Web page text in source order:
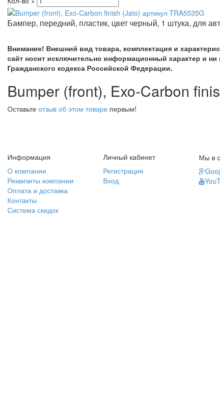
Бампер, передний, пластик, цвет черный, 1 штука, для
Внимание! Внешний вид товара, комплектация и
сайт носит исключительно информационный характер и
Гражданского кодекса Российской Федерации.
Bumper (front), Exo-Carbon
Оставьте отзыв об этом товаре первым!
Информация
О компании
Реквизиты компании
Оплата и доставка
Контакты
Система скидок
Личный кабинет
Регистрация
Вход
Мы в